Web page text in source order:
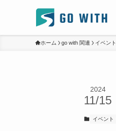
ホーム go with 関連 イベント
2024
11/15
イベント